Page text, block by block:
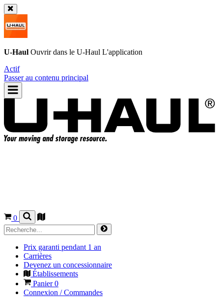
U-Haul Ouvrir dans le U-Haul L'application
Actif
Passer au contenu principal
0
Prix garanti pendant 1 an
Carrières
Devenez un concessionnaire
Établissements
Panier0
Connexion / Commandes